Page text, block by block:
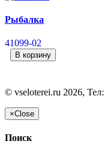
Рыбалка
41099-02
В корзину
© vseloterei.ru 2026, Тел:
×Close
Поиск